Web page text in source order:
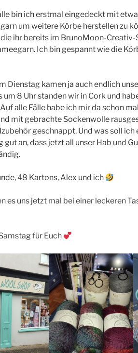
bin ich erstmal eingedeckt mit
um weitere Körbe herstellen zu
ihr bereits im BrunoMoon-Creativ-
Ich bin gespannt wie die
Dienstag kamen ja auch endlich
um 8 Uhr standen wir in Cork und
alle Fälle habe ich mir da schon
mit gebrachte Sockenwolle
geschnappt. Und was soll ich
gut an, dass jetzt all unser Hab und
48 Kartons, Alex und ich
es uns jetzt mal bei einer leckeren
für Euch